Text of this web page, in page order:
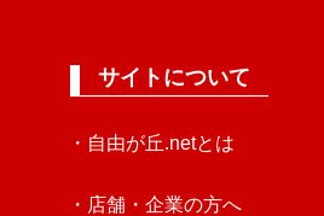
サイトについて
・自由が丘.netとは
・店舗・企業の方へ